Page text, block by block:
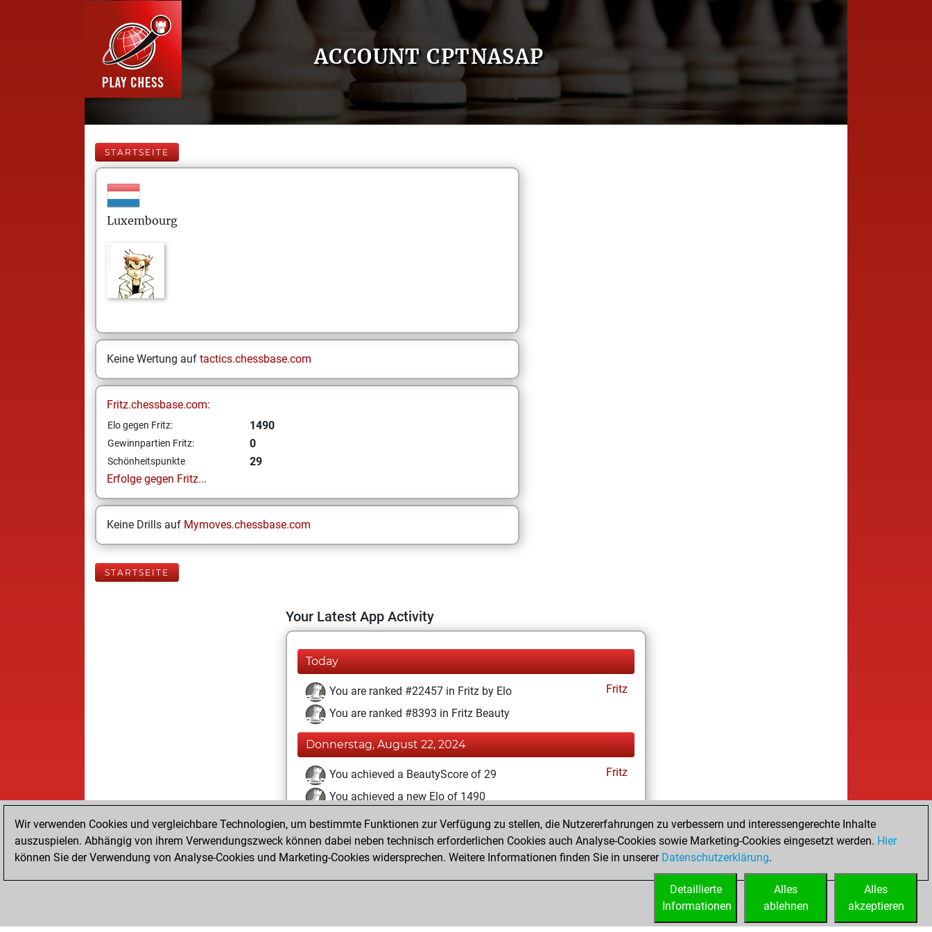
ACCOUNT CPTNASAP
STARTSEITE
Luxembourg
Keine Wertung auf tactics.chessbase.com
Fritz.chessbase.com:
Elo gegen Fritz: 1490
Gewinnpartien Fritz: 0
Schönheitspunkte
29
Erfolge gegen Fritz...
Keine Drills auf Mymoves.chessbase.com
STARTSEITE
Your Latest App Activity
Today
You are ranked #22457 in Fritz by Elo
Fritz
You are ranked #8393 in Fritz Beauty
Donnerstag, August 22, 2024
You achieved a BeautyScore of 29
Fritz
You achieved a new Elo of 1490
Dienstag, Juni 25, 2024
You created your Fritz account Fritz
Wir verwenden Cookies und vergleichbare Technologien, um bestimmte Funktionen zur Verfügung zu stellen, die Nutzererfahrungen zu verbessern und interessengerechte Inhalte
auszuspielen. Abhängig von ihrem Verwendungszweck können dabei neben technisch erforderlichen Cookies auch Analyse-Cookies sowie Marketing-Cookies eingesetzt werden. Hier
können Sie der Verwendung von Analyse-Cookies und Marketing-Cookies widersprechen. Weitere Informationen finden Sie in unserer Datenschutzerklärung.
Alles
akzeptieren
Alles
ablehnen
Detaillierte
Informationen